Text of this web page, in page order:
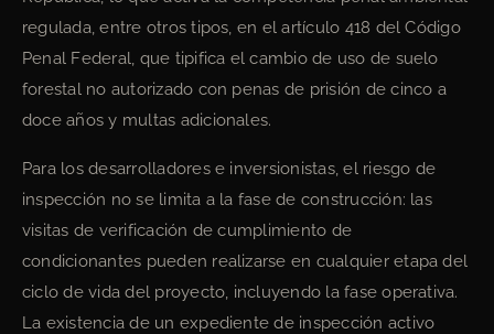
regulada, entre otros tipos, en el artículo 418 del Código
Penal Federal, que tipifica el cambio de uso de suelo
forestal no autorizado con penas de prisión de cinco a
doce años y multas adicionales.
Para los desarrolladores e inversionistas, el riesgo de
inspección no se limita a la fase de construcción: las
visitas de verificación de cumplimiento de
condicionantes pueden realizarse en cualquier etapa del
ciclo de vida del proyecto, incluyendo la fase operativa.
La existencia de un expediente de inspección activo